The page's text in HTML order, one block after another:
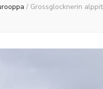
/ Grossglocknerin